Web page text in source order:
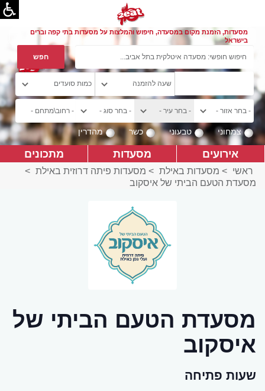
מסעדות, הזמנת מקום במסעדה, חיפוש והמלצות על מסעדות בתי קפה וברים
בישראל
צמחוני טבעוני כשר מהדרין
אירועים מסעדות מתכונים
ראשי > מסעדות באילת > מסעדות פיתה דרוזית באילת >
מסעדת הטעם הביתי של איסקוב
מסעדת הטעם הביתי של
איסקוב
שעות פתיחה